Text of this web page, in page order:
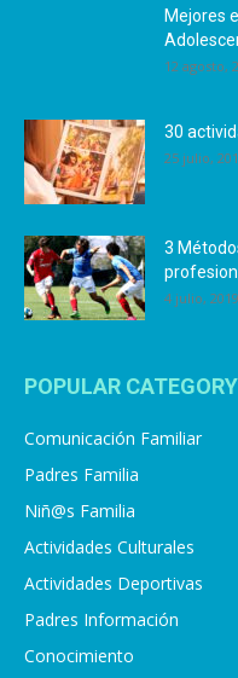
Mejores
12 agosto,
30
25 julio,
3
4 julio, 2019
POPULAR CATEGORY
Comunicación Familiar
Padres Familia
Niñ@s Familia
Actividades Culturales
Actividades Deportivas
Padres Información
Conocimiento